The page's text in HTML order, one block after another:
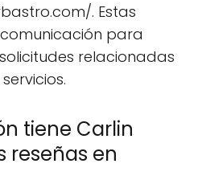
. Estas
para
relacionadas
tiene Carlin
reseñas en